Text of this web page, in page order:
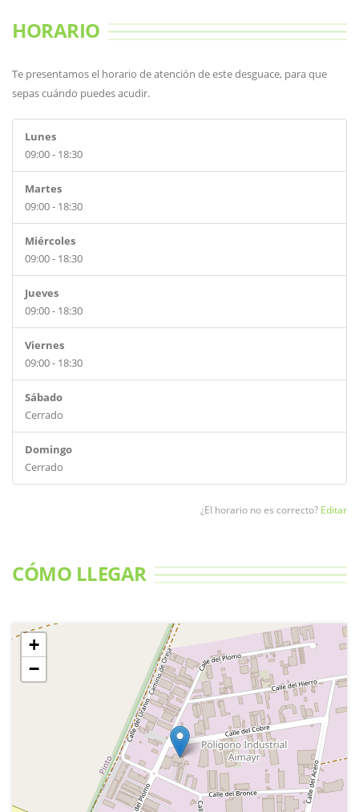
HORARIO
Te presentamos el horario de atención de este desguace, para que
sepas cuándo puedes acudir.
Lunes
09:00 - 18:30
Martes
09:00 - 18:30
Miércoles
09:00 - 18:30
Jueves
09:00 - 18:30
Viernes
09:00 - 18:30
Sábado
Cerrado
Domingo
Cerrado
¿El horario no es correcto? Editar
CÓMO LLEGAR
+
−